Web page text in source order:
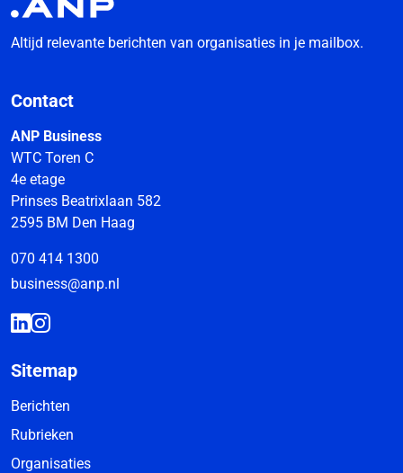
Altijd relevante berichten van organisaties in je mailbox.
Contact
ANP Business
WTC Toren C
4e etage
Prinses Beatrixlaan 582
2595 BM Den Haag
070 414 1300
business@anp.nl
Sitemap
Berichten
Rubrieken
Organisaties